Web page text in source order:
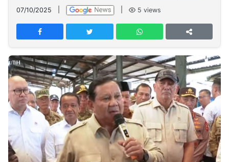
Network
PT
TREETAN
MULTIMEDIA
INDONESIA
Partner
Insight
NTB
Suara
Time
Lens
IDN
Daily
Jogja
Jalan
Rakyat
Idealita
News
Notice
Dinamikapost.com
Radar
Baru
Seedbacklink
07/10/2025 5 views